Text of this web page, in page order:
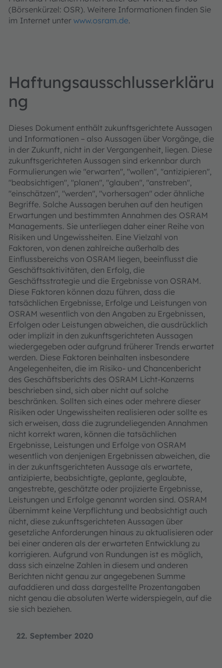
22. September 2020
(Börsenkürzel: OSR). Weitere Informationen finden Sie
im Internet unter www.osram.de.
Haftungsausschlusserkläru
ng
Dieses Dokument enthält zukunftsgerichtete Aussagen
und Informationen – also Aussagen über Vorgänge, die
in der Zukunft, nicht in der Vergangenheit, liegen. Diese
zukunftsgerichteten Aussagen sind erkennbar durch
Formulierungen wie "erwarten", "wollen", "antizipieren",
"beabsichtigen", "planen", "glauben", "anstreben",
"einschätzen", "werden", "vorhersagen" oder ähnliche
Begriffe. Solche Aussagen beruhen auf den heutigen
Erwartungen und bestimmten Annahmen des OSRAM
Managements. Sie unterliegen daher einer Reihe von
Risiken und Ungewissheiten. Eine Vielzahl von
Faktoren, von denen zahlreiche außerhalb des
Einflussbereichs von OSRAM liegen, beeinflusst die
Geschäftsaktivitäten, den Erfolg, die
Geschäftsstrategie und die Ergebnisse von OSRAM.
Diese Faktoren können dazu führen, dass die
tatsächlichen Ergebnisse, Erfolge und Leistungen von
OSRAM wesentlich von den Angaben zu Ergebnissen,
Erfolgen oder Leistungen abweichen, die ausdrücklich
oder implizit in den zukunftsgerichteten Aussagen
wiedergegeben oder aufgrund früherer Trends erwartet
werden. Diese Faktoren beinhalten insbesondere
Angelegenheiten, die im Risiko- und Chancenbericht
des Geschäftsberichts des OSRAM Licht-Konzerns
beschrieben sind, sich aber nicht auf solche
beschränken. Sollten sich eines oder mehrere dieser
Risiken oder Ungewissheiten realisieren oder sollte es
sich erweisen, dass die zugrundeliegenden Annahmen
nicht korrekt waren, können die tatsächlichen
Ergebnisse, Leistungen und Erfolge von OSRAM
wesentlich von denjenigen Ergebnissen abweichen, die
in der zukunftsgerichteten Aussage als erwartete,
antizipierte, beabsichtigte, geplante, geglaubte,
angestrebte, geschätzte oder projizierte Ergebnisse,
Leistungen und Erfolge genannt worden sind. OSRAM
übernimmt keine Verpflichtung und beabsichtigt auch
nicht, diese zukunftsgerichteten Aussagen über
gesetzliche Anforderungen hinaus zu aktualisieren oder
bei einer anderen als der erwarteten Entwicklung zu
korrigieren. Aufgrund von Rundungen ist es möglich,
dass sich einzelne Zahlen in diesem und anderen
Berichten nicht genau zur angegebenen Summe
aufaddieren und dass dargestellte Prozentangaben
nicht genau die absoluten Werte widerspiegeln, auf die
sie sich beziehen.